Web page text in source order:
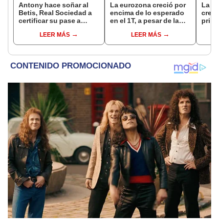
Antony hace soñar al
Betis, Real Sociedad a
certificar su pase a
LEER MÁS
La eurozona creció por
encima de lo esperado
en el 1T, a pesar de la
LEER MÁS
La